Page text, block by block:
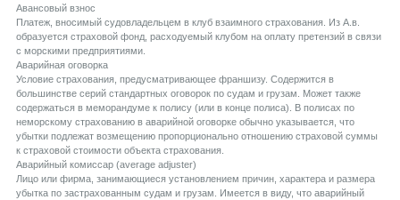
Aвансовый взнос
Платеж, вносимый судовладельцем в клуб взаимного страхования. Из А.в.
образуется страховой фонд, расходуемый клубом на оплату претензий в связи
с морскими предприятиями.
Aварийная оговорка
Условие страхования, предусматривающее франшизу. Содержится в
большинстве серий стандартных оговорок по судам и грузам. Может также
содержаться в меморандуме к полису (или в конце полиса). В полисах по
неморскому страхованию в аварийной оговорке обычно указывается, что
убытки подлежат возмещению пропорционально отношению страховой суммы
к страховой стоимости объекта страхования.
Aварийный комиссар (average adjuster)
Лицо или фирма, занимающиеся установлением причин, характера и размера
убытка по застрахованным судам и грузам. Имеется в виду, что аварийный